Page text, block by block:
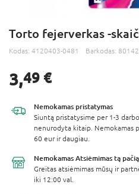
Torto fejerverkas -
Kodas: 4120403-0481 Barkodas:
3,49 €
Nemokamas pristatymas
Siuntą pristatysime per 1-3
nenurodyta kitaip. Nemokamas
60 eur ir daugiau.
Nemokamas Atsiėmimas tą
Greitas atsiėmimas mūsų ir
iki 12:00 val.